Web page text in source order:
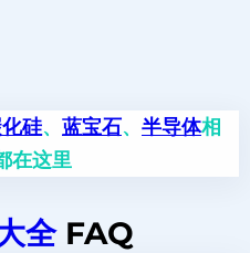
硅、 蓝宝石、 半导体相
在这里
全FAQ